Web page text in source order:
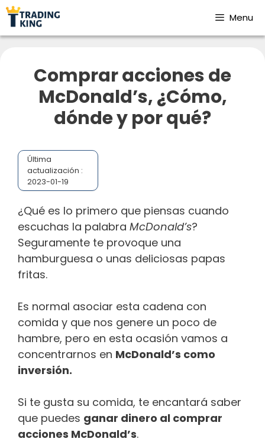
Menu
Comprar acciones de
McDonald’s, ¿Cómo,
dónde y por qué?
Última
actualización :
2023-01-19
¿Qué es lo primero que piensas cuando
escuchas la palabra McDonald’s?
Seguramente te provoque una
hamburguesa o unas deliciosas papas
fritas.
Es normal asociar esta cadena con
comida y que nos genere un poco de
hambre, pero en esta ocasión vamos a
concentrarnos en McDonald’s como
inversión.
Si te gusta su comida, te encantará saber
que puedes ganar dinero al comprar
acciones McDonald’s.